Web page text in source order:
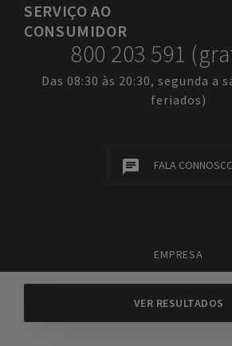
SERVIÇOAO
CONSUMIDOR
800 203 591
Das 08:30 às 20:30, segunda a
feriados)
FALA
EMPRESA
TERMOS E